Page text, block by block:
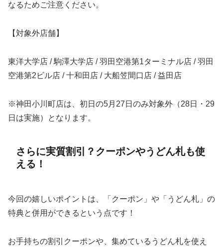
なるためご注意ください。
【対象外店舗】
東洋大学店 / 駒澤大学店 / 羽田空港第1ターミナル店 / 羽田
空港第2ビル店 / 十和田店 / 大船笠間口店 / 益田店
※神田小川町店は、初日の5月27日のみ対象外（28日・29
日は実施）となります。
さらに実質割引？クーポンやうどん札も使
える！
今回の嬉しいポイントは、「クーポン」や「うどん札」の
特典と併用ができるという点です！
お手持ちの割引クーポンや、集めているうどん札を使え